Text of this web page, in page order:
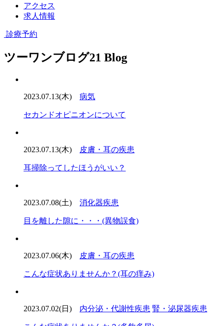
アクセス
求人情報
診療予約
ツーワンブログ21 Blog
2023.07.13(木) 病気
セカンドオピニオンについて
2023.07.13(木) 皮膚・耳の疾患
耳掃除ってしたほうがいい？
2023.07.08(土) 消化器疾患
目を離した隙に・・・(異物誤食)
2023.07.06(木) 皮膚・耳の疾患
こんな症状ありませんか？(耳の痒み)
2023.07.02(日) 内分泌・代謝性疾患 腎・泌尿器疾患